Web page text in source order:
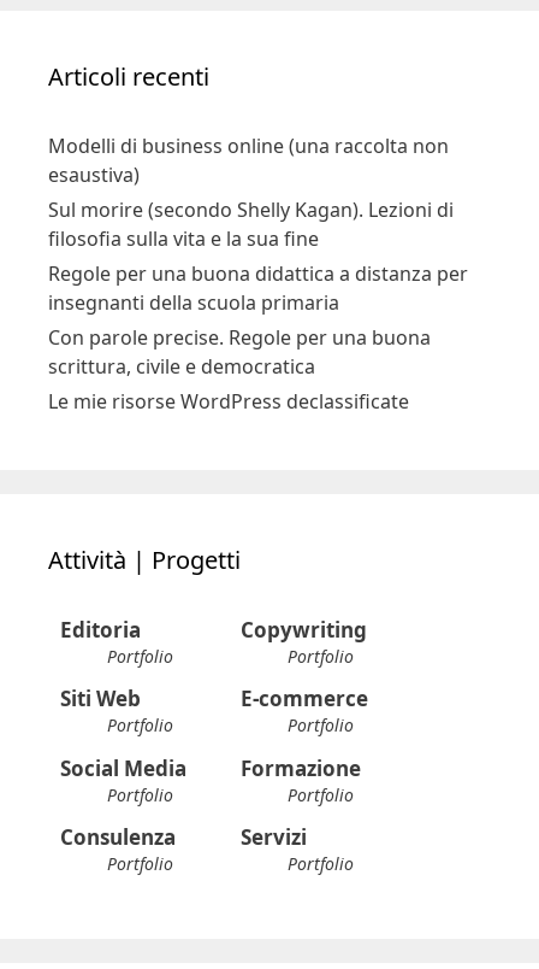
Articoli recenti
Modelli di business online (una raccolta non
esaustiva)
Sul morire (secondo Shelly Kagan). Lezioni di
filosofia sulla vita e la sua fine
Regole per una buona didattica a distanza per
insegnanti della scuola primaria
Con parole precise. Regole per una buona
scrittura, civile e democratica
Le mie risorse WordPress declassificate
Attività | Progetti
Editoria
Portfolio
Copywriting
Portfolio
Siti Web
Portfolio
E-commerce
Portfolio
Social Media
Portfolio
Formazione
Portfolio
Consulenza
Portfolio
Servizi
Portfolio